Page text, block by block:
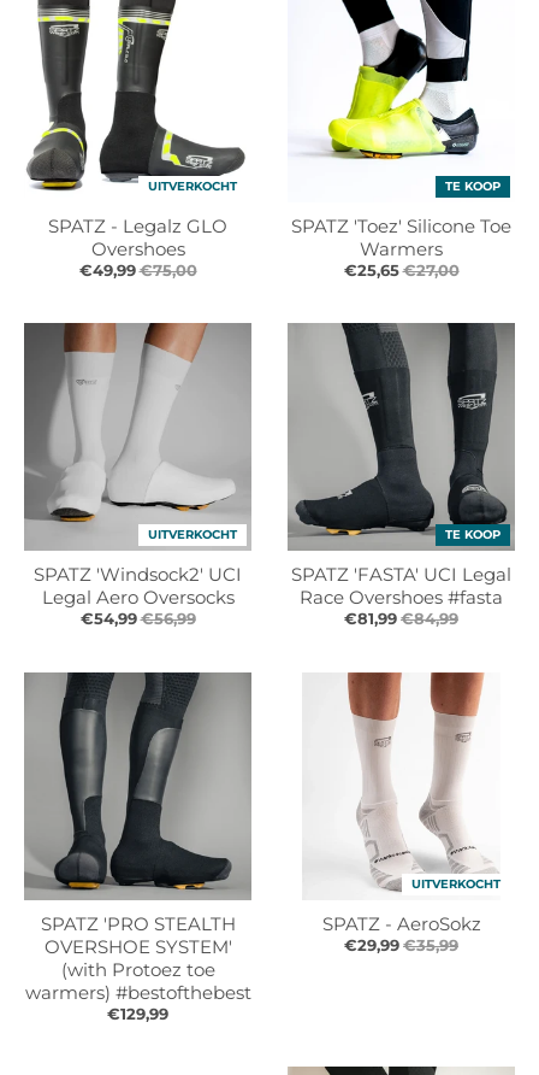
UITVERKOCHT
SPATZ - Legalz GLO
Overshoes
€49,99€75,00
TE KOOP
SPATZ 'Toez' Silicone Toe
Warmers
€25,65€27,00
UITVERKOCHT
SPATZ 'Windsock2' UCI
Legal Aero Oversocks
€54,99€56,99
TE KOOP
SPATZ 'FASTA' UCI Legal
Race Overshoes #fasta
€81,99€84,99
SPATZ 'PRO STEALTH
OVERSHOE SYSTEM'
(with Protoez toe
warmers) #bestofthebest
€129,99
UITVERKOCHT
SPATZ - AeroSokz
€29,99€35,99